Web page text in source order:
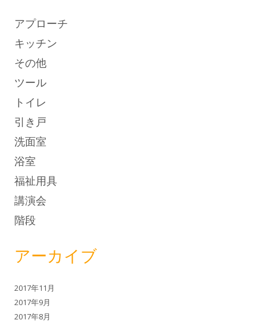
アプローチ
キッチン
その他
ツール
トイレ
引き戸
洗面室
浴室
福祉用具
講演会
階段
アーカイブ
2017年11月
2017年9月
2017年8月